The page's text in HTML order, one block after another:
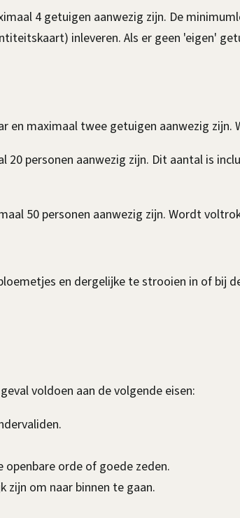
4 getuigen aanwezig zijn. De
inleveren. Als er geen 'eigen'
en maximaal twee getuigen aanwezig
personen aanwezig zijn. Dit aantal is
50 personen aanwezig zijn. Wordt
en dergelijke te strooien in of bij
voldoen aan de volgende eisen:
orde of goede zeden.
om naar binnen te gaan.